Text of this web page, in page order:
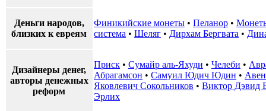
Деньги народов,
близких к евреям
Финикийские монеты • Пеланор •
система • Шеляг • Дирхам Бергвата •
Дизайнеры денег,
авторы денежных
реформ
Приск • Сумайр аль-Яхуди • Челеби •
Абрагамсон • Самуил Юдич Юдин •
Яковлевич Сокольников • Виктор Дэвид
Эрлих